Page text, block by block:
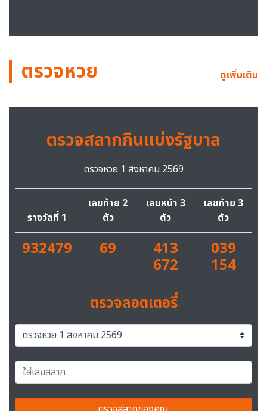
ตรวจหวย ดูเพิ่มเติม
ตรวจสลากกินแบ่งรัฐบาล
ตรวจหวย 1 สิงหาคม 2569
รางวัลที่ 1
เลขท้าย 2
ตัว
เลขหน้า 3
ตัว
เลขท้าย 3
ตัว
932479 69 413
672
039
154
ตรวจลอตเตอรี่